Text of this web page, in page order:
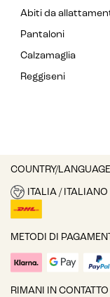
Abiti da
Pantaloni
Calzamaglia
Reggiseni
COUNTRY/LANGUAGE
ITALIA / ITALIANO
METODI DI
RIMANI IN CONTATTO